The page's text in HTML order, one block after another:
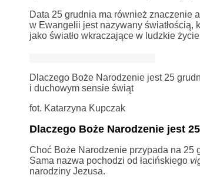
Data 25 grudnia ma również znaczenie
w Ewangelii jest nazywany światłością,
jako światło wkraczające w ludzkie
Dlaczego Boże Narodzenie jest 25
i duchowym sensie świąt
fot. Katarzyna Kupczak
Dlaczego Boże Narodzenie jest
Choć Boże Narodzenie przypada na 25
Sama nazwa pochodzi od łacińskiego
narodziny Jezusa.